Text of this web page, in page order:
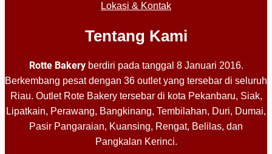
Lokasi & Kontak
Tentang Kami
Rotte Bakeryberdiri pada tanggal 8 Januari 2016.
Berkembang pesat dengan 36 outlet yang tersebar di seluruh
Riau. Outlet Rote Bakery tersebar di kota Pekanbaru, Siak,
Lipatkain, Perawang, Bangkinang, Tembilahan, Duri, Dumai,
Pasir Pangaraian, Kuansing, Rengat, Belilas, dan
Pangkalan Kerinci.